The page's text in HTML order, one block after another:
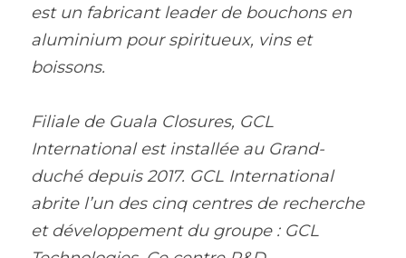
est un fabricant leader de bouchons en
aluminium pour spiritueux, vins et
boissons.
Filiale de Guala Closures, GCL
International est installée au Grand-
duché depuis 2017. GCL International
abrite l’un des cinq centres de recherche
et développement du groupe : GCL